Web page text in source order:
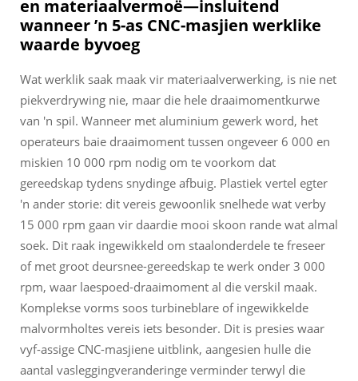
en materiaalvermoë—insluitend
wanneer ’n 5-as CNC-masjien werklike
waarde byvoeg
Wat werklik saak maak vir materiaalverwerking, is nie net
piekverdrywing nie, maar die hele draaimomentkurwe
van 'n spil. Wanneer met aluminium gewerk word, het
operateurs baie draaimoment tussen ongeveer 6 000 en
miskien 10 000 rpm nodig om te voorkom dat
gereedskap tydens snydinge afbuig. Plastiek vertel egter
'n ander storie: dit vereis gewoonlik snelhede wat verby
15 000 rpm gaan vir daardie mooi skoon rande wat almal
soek. Dit raak ingewikkeld om staalonderdele te freseer
of met groot deursnee-gereedskap te werk onder 3 000
rpm, waar laespoed-draaimoment al die verskil maak.
Komplekse vorms soos turbineblare of ingewikkelde
malvormholtes vereis iets besonder. Dit is presies waar
vyf-assige CNC-masjiene uitblink, aangesien hulle die
aantal vasleggingveranderinge verminder terwyl die